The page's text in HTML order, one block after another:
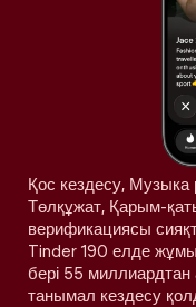
Қос кездесу, Музыка
Төлқұжат, Қарым-
верификациясы
Tinder 190 елде
бері 55 миллиардтан
танымал кездесу